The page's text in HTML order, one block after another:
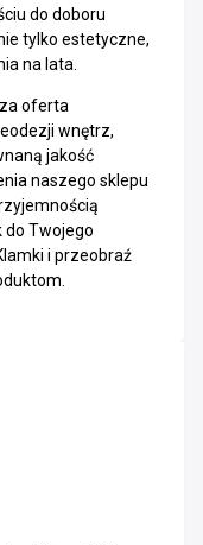
do doboru
tylko estetyczne,
na lata.
oferta
wnętrz,
jakość
naszego sklepu
do Twojego
i przeobraź